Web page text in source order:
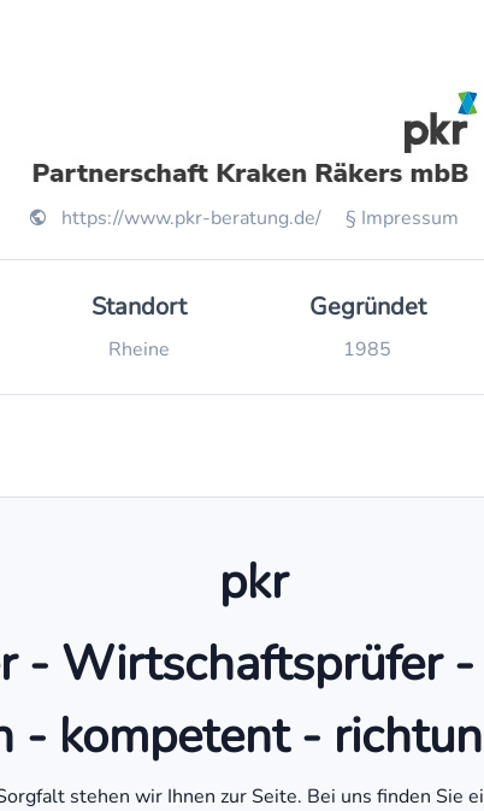
https://www.pkr-beratung.de/ § Impressum
Standort
Rheine
Gegründet
1985
pkr
- Wirtschaftsprüfer
- kompetent -
stehen wir Ihnen zur Seite. Bei uns finden Sie